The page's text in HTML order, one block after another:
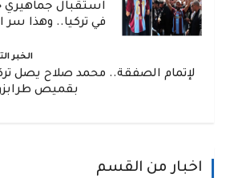
استقبال
في تركيا.. وهذا سر
الخبر
لإتمام الصفقة.. محمد صلاح يصل
بقميص
اخبار من القسم